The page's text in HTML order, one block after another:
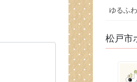
ゆるふ
松戸市